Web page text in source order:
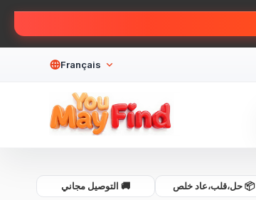
Français
🚚 التوصيل مجاني 📦 حل،قلب،عاد خلص